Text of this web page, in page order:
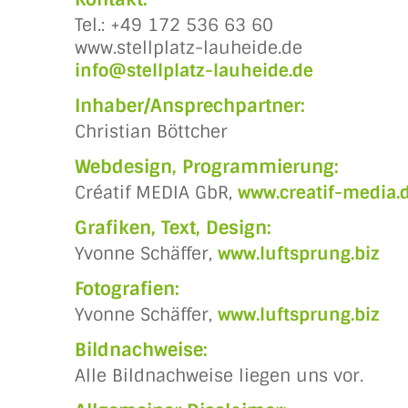
Tel.: +49 172 536 63 60
www.stellplatz-lauheide.de
info@stellplatz-lauheide.de
Inhaber/Ansprechpartner:
Christian Böttcher
Webdesign, Programmierung:
Créatif MEDIA GbR, www.creatif-
Grafiken, Text, Design:
Yvonne Schäffer, www.luftsprung.biz
Fotografien:
Yvonne Schäffer, www.luftsprung.biz
Bildnachweise:
Alle Bildnachweise liegen uns vor.